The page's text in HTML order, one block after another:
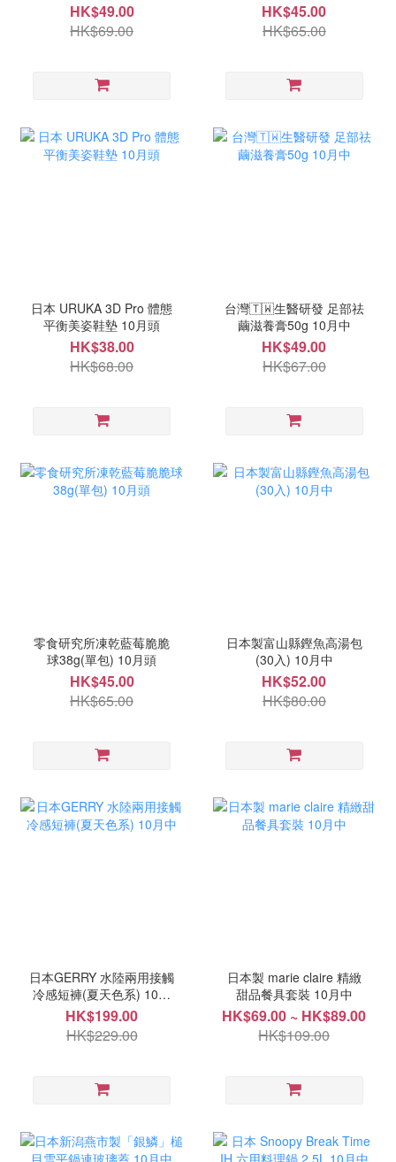
HK$49.00
HK$69.00
HK$45.00
HK$65.00
日本 URUKA 3D Pro 體態
平衡美姿鞋墊 10月頭
HK$38.00
HK$68.00
台灣🇹🇼生醫研發 足部祛
繭滋養膏50g 10月中
HK$49.00
HK$67.00
零食研究所凍乾藍莓脆脆
球38g(單包) 10月頭
HK$45.00
HK$65.00
日本製富山縣鏗魚高湯包
(30入) 10月中
HK$52.00
HK$80.00
日本GERRY 水陸兩用接觸
冷感短褲(夏天色系) 10月
中
HK$199.00
HK$229.00
日本製 marie claire 精緻
甜品餐具套裝 10月中
HK$69.00 ~ HK$89.00
HK$109.00